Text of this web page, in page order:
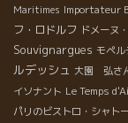
Maritimes Importateur
フ・ロドルフ ドメーヌ
Souvignargues モペ
ルデッシュ 大園 弘さ
イソナント Le Temps
パリのビストロ・シャト